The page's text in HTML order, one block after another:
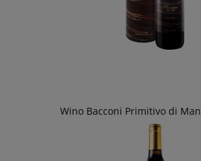
Wino Bacconi Primitivo di